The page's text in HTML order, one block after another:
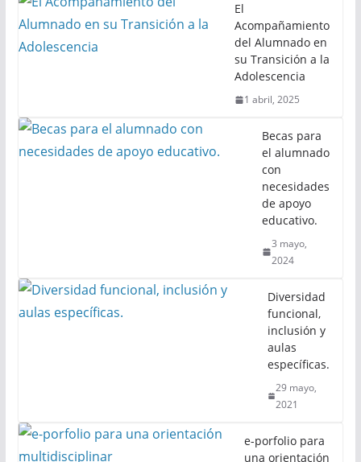
El
Acompañamiento
del Alumnado en
su Transición a la
Adolescencia
1 abril, 2025
Becas para
el alumnado
con
necesidades
de apoyo
educativo.
3 mayo,
2024
Diversidad
funcional,
inclusión y
aulas
específicas.
29 mayo,
2021
e-porfolio para
una orientación